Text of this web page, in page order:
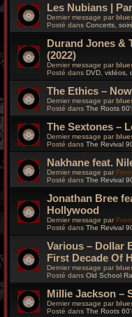
Les Nubians |
Dernier message par
Posté dans Concerts,
Durand Jones &
(2022)
Dernier message par
Posté dans DVD, vidéos,
The Ethics –
Dernier message par
Posté dans The Roots
The Sextones –
Dernier message par
Posté dans The Revival
Nakhane feat.
Dernier message par
Posté dans The Revival
Jonathan Bree
Hollywood
Dernier message par
Posté dans The Revival
Various – Dollar
First Decade Of
Dernier message par
Posté dans Old School
Millie Jackson –
Dernier message par
Posté dans The Roots